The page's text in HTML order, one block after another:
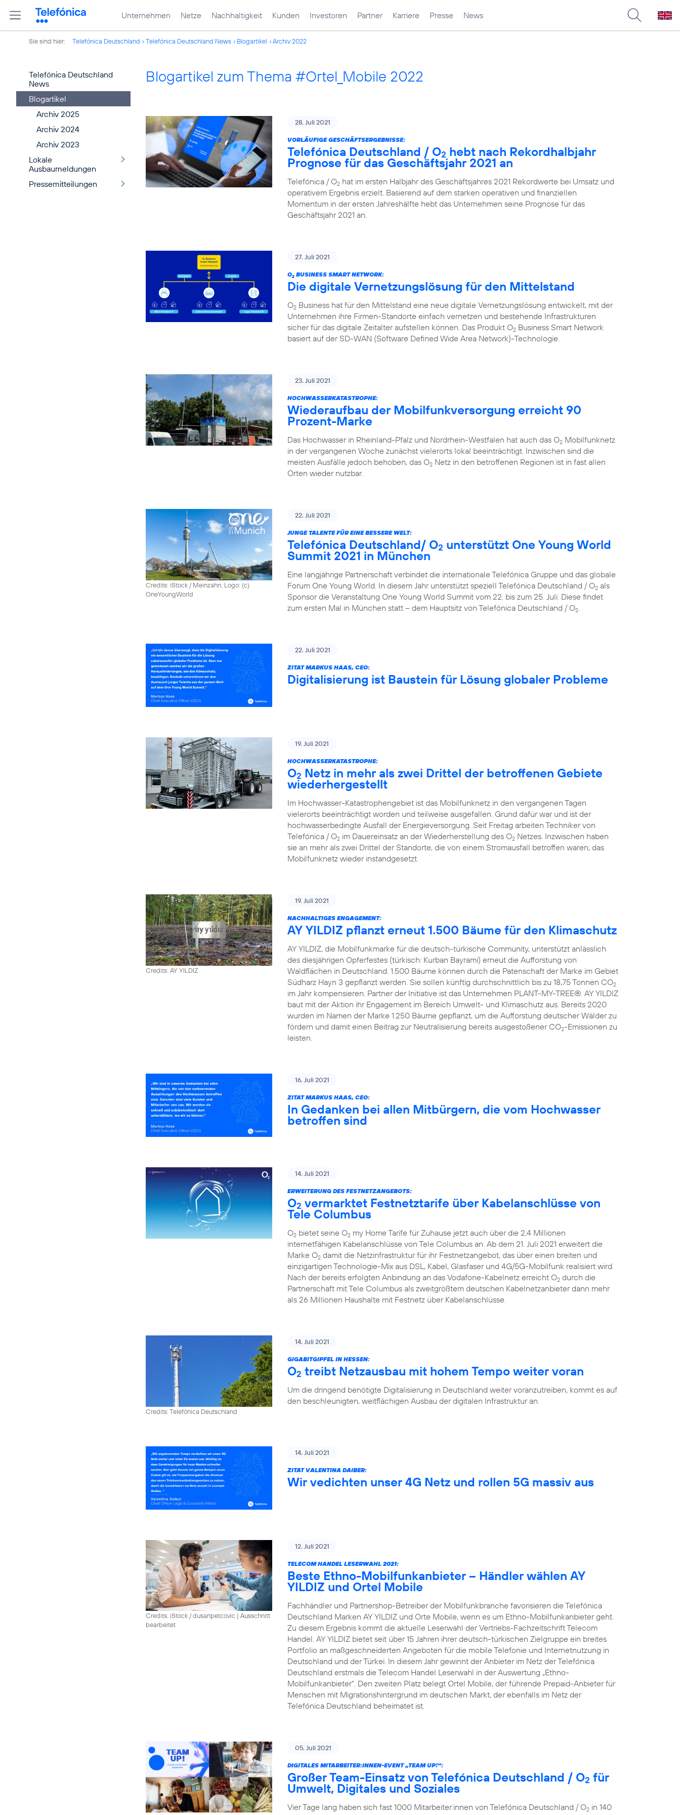
Unternehmen Netze Nachhaltigkeit Kunden Investoren Partner Karriere Presse News
Sie sind hier: Telefónica Deutschland Telefónica Deutschland News Blogartikel Archiv 2022
Telefónica Deutschland
News
Blogartikel
Archiv 2025
Archiv 2024
Archiv 2023
Lokale
Ausbaumeldungen
Pressemitteilungen
Blogartikel zum Thema #Ortel_Mobile 2022
28. Juli 2021
VORLÄUFIGE GESCHÄFTSERGEBNISSE:
Telefónica Deutschland / O2 hebt nach Rekordhalbjahr
Prognose für das Geschäftsjahr 2021 an
Telefónica / O2 hat im ersten Halbjahr des Geschäftsjahres 2021 Rekordwerte bei Umsatz und
operativem Ergebnis erzielt. Basierend auf dem starken operativen und finanziellen
Momentum in der ersten Jahreshälfte hebt das Unternehmen seine Prognose für das
Geschäftsjahr 2021 an.
27. Juli 2021
O2 BUSINESS SMART NETWORK:
Die digitale Vernetzungslösung für den Mittelstand
O2 Business hat für den Mittelstand eine neue digitale Vernetzungslösung entwickelt, mit der
Unternehmen ihre Firmen-Standorte einfach vernetzen und bestehende Infrastrukturen
sicher für das digitale Zeitalter aufstellen können. Das Produkt O2 Business Smart Network
basiert auf der SD-WAN (Software Defined Wide Area Network)-Technologie.
23. Juli 2021
HOCHWASSERKATASTROPHE:
Wiederaufbau der Mobilfunkversorgung erreicht 90
Prozent-Marke
Das Hochwasser in Rheinland-Pfalz und Nordrhein-Westfalen hat auch das O2 Mobilfunknetz
in der vergangenen Woche zunächst vielerorts lokal beeinträchtigt. Inzwischen sind die
meisten Ausfälle jedoch behoben, das O2 Netz in den betroffenen Regionen ist in fast allen
Orten wieder nutzbar.
Credits: iStock / Meinzahn; Logo: (c)
OneYoungWorld
22. Juli 2021
JUNGE TALENTE FÜR EINE BESSERE WELT:
Telefónica Deutschland/ O2 unterstützt One Young World
Summit 2021 in München
Eine langjährige Partnerschaft verbindet die internationale Telefónica Gruppe und das globale
Forum One Young World. In diesem Jahr unterstützt speziell Telefónica Deutschland / O2 als
Sponsor die Veranstaltung One Young World Summit vom 22. bis zum 25. Juli. Diese findet
zum ersten Mal in München statt – dem Hauptsitz von Telefónica Deutschland / O2.
22. Juli 2021
ZITAT MARKUS HAAS, CEO:
Digitalisierung ist Baustein für Lösung globaler Probleme
19. Juli 2021
HOCHWASSERKATASTROPHE:
O2 Netz in mehr als zwei Drittel der betroffenen Gebiete
wiederhergestellt
Im Hochwasser-Katastrophengebiet ist das Mobilfunknetz in den vergangenen Tagen
vielerorts beeinträchtigt worden und teilweise ausgefallen. Grund dafür war und ist der
hochwasserbedingte Ausfall der Energieversorgung. Seit Freitag arbeiten Techniker von
Telefónica / O2 im Dauereinsatz an der Wiederherstellung des O2 Netzes. Inzwischen haben
sie an mehr als zwei Drittel der Standorte, die von einem Stromausfall betroffen waren, das
Mobilfunknetz wieder instandgesetzt.
Credits: AY YILDIZ
19. Juli 2021
NACHHALTIGES ENGAGEMENT:
AY YILDIZ pflanzt erneut 1.500 Bäume für den Klimaschutz
AY YILDIZ, die Mobilfunkmarke für die deutsch-türkische Community, unterstützt anlässlich
des diesjährigen Opferfestes (türkisch: Kurban Bayrami) erneut die Aufforstung von
Waldflächen in Deutschland. 1.500 Bäume können durch die Patenschaft der Marke im Gebiet
Südharz Hayn 3 gepflanzt werden. Sie sollen künftig durchschnittlich bis zu 18,75 Tonnen CO2
im Jahr kompensieren. Partner der Initiative ist das Unternehmen PLANT-MY-TREE®. AY YILDIZ
baut mit der Aktion ihr Engagement im Bereich Umwelt- und Klimaschutz aus. Bereits 2020
wurden im Namen der Marke 1.250 Bäume gepflanzt, um die Aufforstung deutscher Wälder zu
fördern und damit einen Beitrag zur Neutralisierung bereits ausgestoßener CO2-Emissionen zu
leisten.
16. Juli 2021
ZITAT MARKUS HAAS, CEO:
In Gedanken bei allen Mitbürgern, die vom Hochwasser
betroffen sind
14. Juli 2021
ERWEITERUNG DES FESTNETZANGEBOTS:
O2 vermarktet Festnetztarife über Kabelanschlüsse von
Tele Columbus
O2 bietet seine O2 my Home Tarife für Zuhause jetzt auch über die 2,4 Millionen
internetfähigen Kabelanschlüsse von Tele Columbus an. Ab dem 21. Juli 2021 erweitert die
Marke O2 damit die Netzinfrastruktur für ihr Festnetzangebot, das über einen breiten und
einzigartigen Technologie-Mix aus DSL, Kabel, Glasfaser und 4G/5G-Mobilfunk realisiert wird.
Nach der bereits erfolgten Anbindung an das Vodafone-Kabelnetz erreicht O2 durch die
Partnerschaft mit Tele Columbus als zweitgrößtem deutschen Kabelnetzanbieter dann mehr
als 26 Millionen Haushalte mit Festnetz über Kabelanschlüsse.
Credits: Telefónica Deutschland
14. Juli 2021
GIGABITGIPFEL IN HESSEN:
O2 treibt Netzausbau mit hohem Tempo weiter voran
Um die dringend benötigte Digitalisierung in Deutschland weiter voranzutreiben, kommt es auf
den beschleunigten, weitflächigen Ausbau der digitalen Infrastruktur an.
14. Juli 2021
ZITAT VALENTINA DAIBER:
Wir vedichten unser 4G Netz und rollen 5G massiv aus
Credits: iStock / dusanpetcovic | Ausschnitt
bearbeitet
12. Juli 2021
TELECOM HANDEL LESERWAHL 2021:
Beste Ethno-Mobilfunkanbieter – Händler wählen AY
YILDIZ und Ortel Mobile
Fachhändler und Partnershop-Betreiber der Mobilfunkbranche favorisieren die Telefónica
Deutschland Marken AY YILDIZ und Orte Mobile, wenn es um Ethno-Mobilfunkanbieter geht.
Zu diesem Ergebnis kommt die aktuelle Leserwahl der Vertriebs-Fachzeitschrift Telecom
Handel. AY YILDIZ bietet seit über 15 Jahren ihrer deutsch-türkischen Zielgruppe ein breites
Portfolio an maßgeschneiderten Angeboten für die mobile Telefonie und Internetnutzung in
Deutschland und der Türkei. In diesem Jahr gewinnt der Anbieter im Netz der Telefónica
Deutschland erstmals die Telecom Handel Leserwahl in der Auswertung „Ethno-
Mobilfunkanbieter“. Den zweiten Platz belegt Ortel Mobile, der führende Prepaid-Anbieter für
Menschen mit Migrationshintergrund im deutschen Markt, der ebenfalls im Netz der
Telefónica Deutschland beheimatet ist.
05. Juli 2021
DIGITALES MITARBEITER:INNEN-EVENT „TEAM UP!“:
Großer Team-Einsatz von Telefónica Deutschland / O2 für
Umwelt, Digitales und Soziales
Vier Tage lang haben sich fast 1000 Mitarbeiter:innen von Telefónica Deutschland / O2 in 140